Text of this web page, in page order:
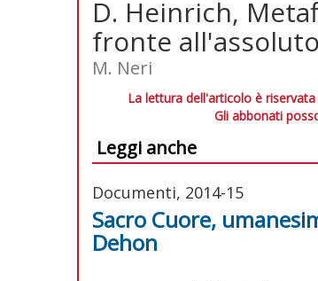
D. Heinrich,
fronte all'assoluto
M. Neri
La lettura dell'articolo è
Gli abbonati
Leggi anche
Documenti, 2014-15
Sacro Cuore,
Dehon